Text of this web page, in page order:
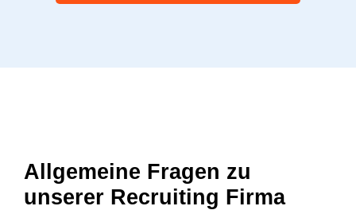
Allgemeine Fragen zu
unserer Recruiting Firma